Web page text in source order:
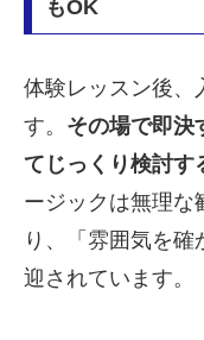
もOK
体験レッスン後、
す。 その場で即決
てじっくり検討す
ージックは無理な
り、「雰囲気を
迎されています。